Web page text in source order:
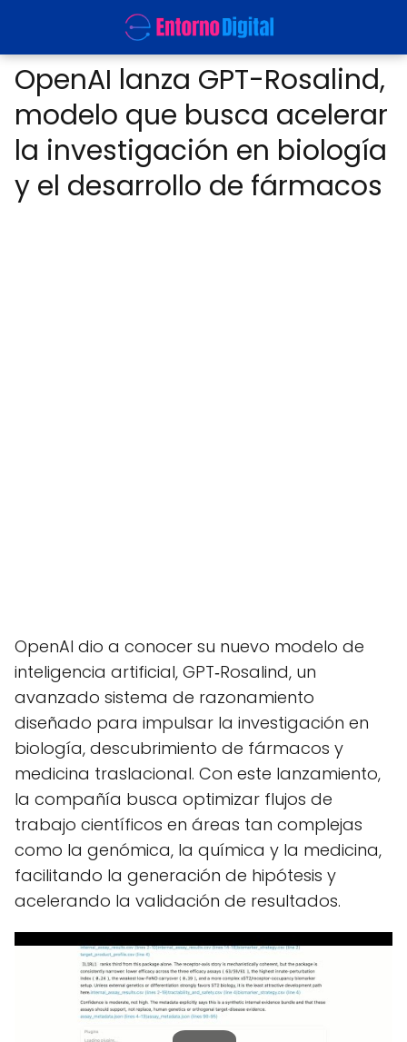
OpenAI lanza GPT-Rosalind,
modelo que busca acelerar
la investigación en biología
y el desarrollo de fármacos
OpenAI dio a conocer su nuevo modelo de
inteligencia artificial, GPT‑Rosalind, un
avanzado sistema de razonamiento
diseñado para impulsar la investigación en
biología, descubrimiento de fármacos y
medicina traslacional. Con este lanzamiento,
la compañía busca optimizar flujos de
trabajo científicos en áreas tan complejas
como la genómica, la química y la medicina,
facilitando la generación de hipótesis y
acelerando la validación de resultados.